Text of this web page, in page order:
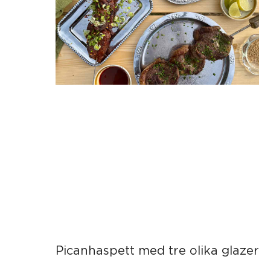
Picanhaspett med tre olika glazer